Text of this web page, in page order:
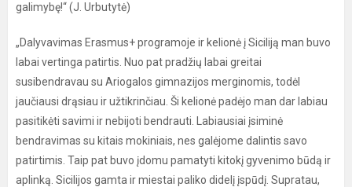
galimybę!“ (J. Urbutytė)
„Dalyvavimas Erasmus+ programoje ir kelionė į Siciliją man buvo
labai vertinga patirtis. Nuo pat pradžių labai greitai
susibendravau su Ariogalos gimnazijos merginomis, todėl
jaučiausi drąsiau ir užtikrinčiau. Ši kelionė padėjo man dar labiau
pasitikėti savimi ir nebijoti bendrauti. Labiausiai įsiminė
bendravimas su kitais mokiniais, nes galėjome dalintis savo
patirtimis. Taip pat buvo įdomu pamatyti kitokį gyvenimo būdą ir
aplinką. Sicilijos gamta ir miestai paliko didelį įspūdį. Supratau,